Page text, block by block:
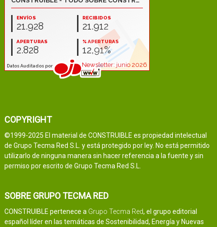
COPYRIGHT
©1999-2025 El material de CONSTRUIBLE es propiedad intelectual
de Grupo Tecma Red S.L. y está protegido por ley. No está permitido
utilizarlo de ninguna manera sin hacer referencia a la fuente y sin
permiso por escrito de Grupo Tecma Red S.L.
SOBRE GRUPO TECMA RED
CONSTRUIBLE pertenece a Grupo Tecma Red, el grupo editorial
español líder en las temáticas de Sostenibilidad, Energía y Nuevas